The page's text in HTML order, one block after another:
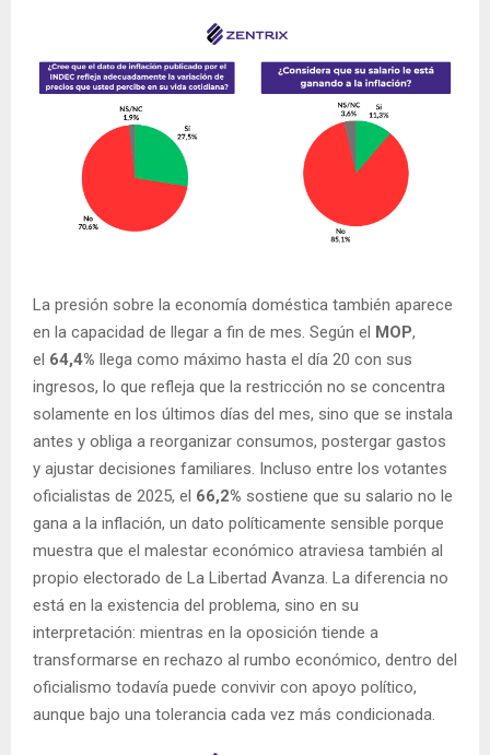
La presión sobre la economía doméstica también aparece
en la capacidad de llegar a fin de mes. Según el MOP,
el 64,4% llega como máximo hasta el día 20 con sus
ingresos, lo que refleja que la restricción no se concentra
solamente en los últimos días del mes, sino que se instala
antes y obliga a reorganizar consumos, postergar gastos
y ajustar decisiones familiares. Incluso entre los votantes
oficialistas de 2025, el 66,2% sostiene que su salario no le
gana a la inflación, un dato políticamente sensible porque
muestra que el malestar económico atraviesa también al
propio electorado de La Libertad Avanza. La diferencia no
está en la existencia del problema, sino en su
interpretación: mientras en la oposición tiende a
transformarse en rechazo al rumbo económico, dentro del
oficialismo todavía puede convivir con apoyo político,
aunque bajo una tolerancia cada vez más condicionada.